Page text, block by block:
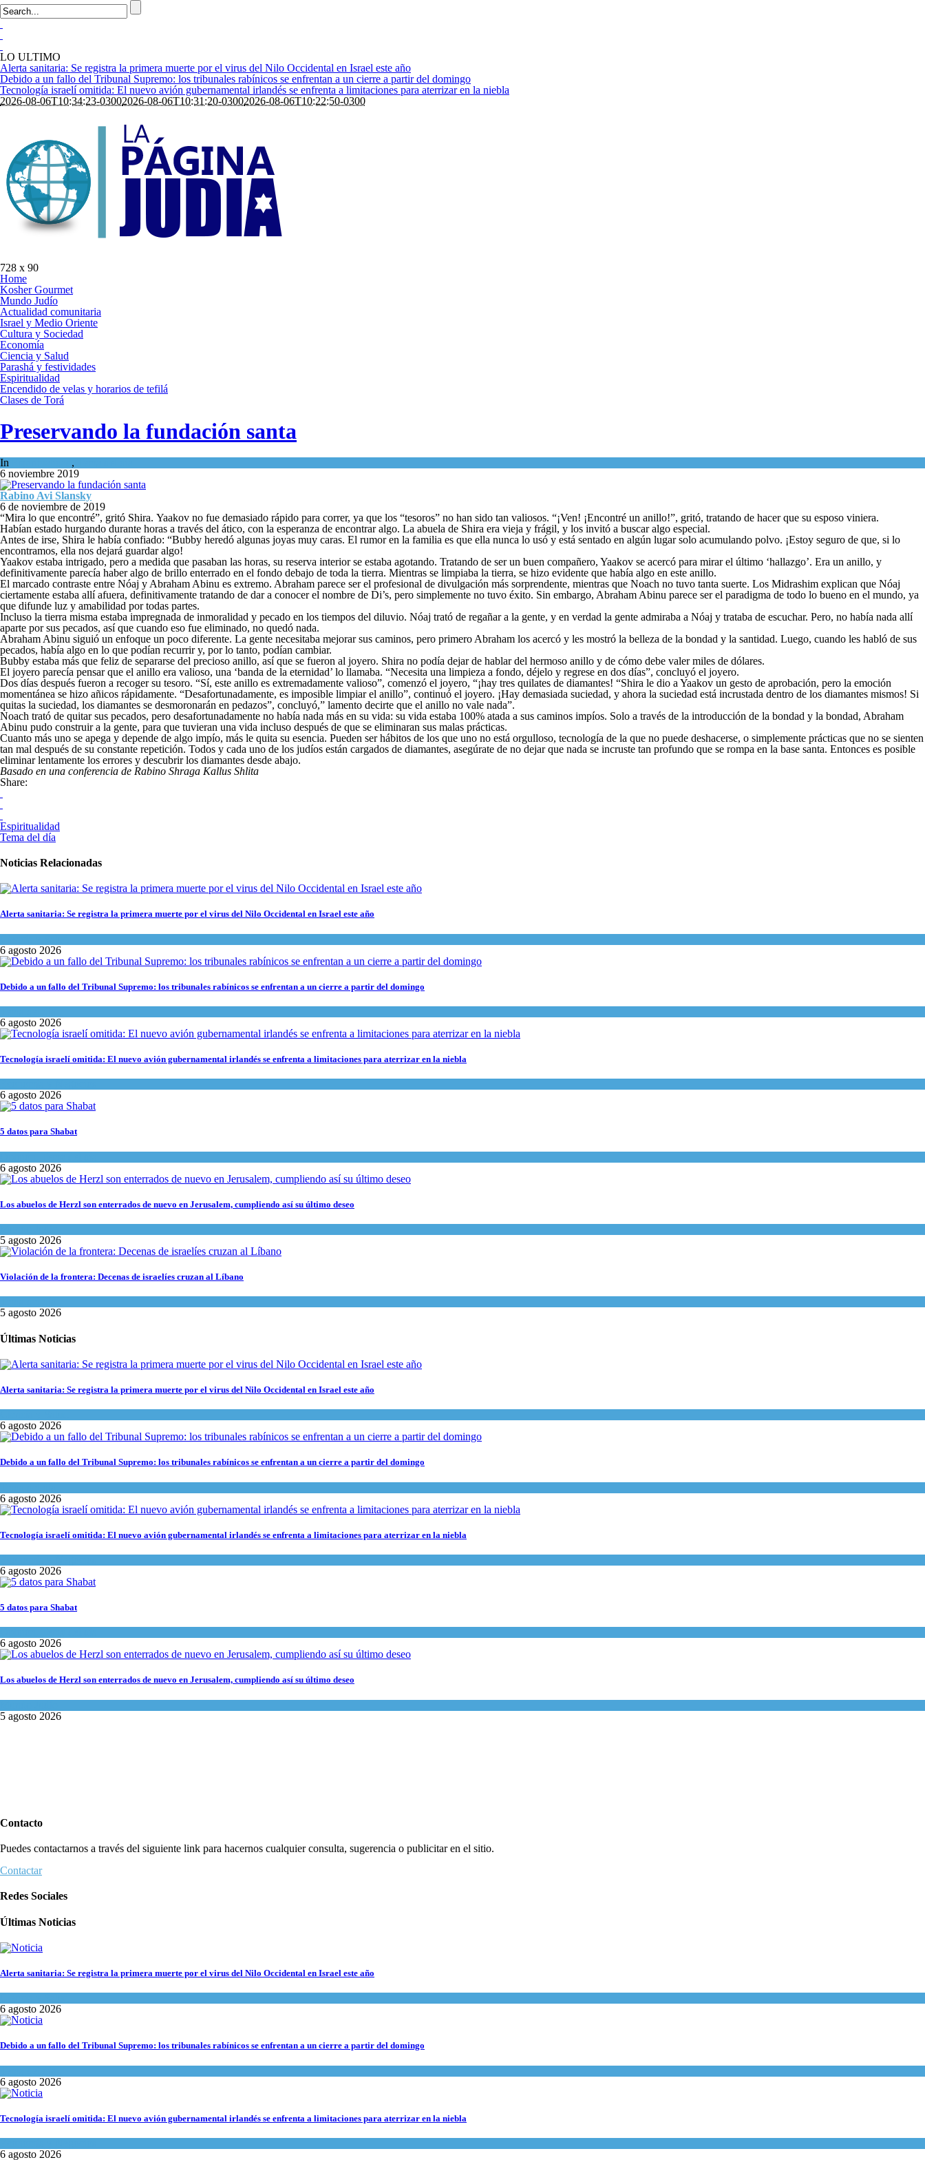
LO ULTIMO
Alerta sanitaria: Se registra la primera muerte por el virus del Nilo Occidental en Israel este año
Debido a un fallo del Tribunal Supremo: los tribunales rabínicos se enfrentan a un cierre a partir del domingo
Tecnología israelí omitida: El nuevo avión gubernamental irlandés se enfrenta a limitaciones para aterrizar en la niebla
2026-08-06T10:34:23-03002026-08-06T10:31:20-03002026-08-06T10:22:50-0300
728 x 90
Home
Kosher Gourmet
Mundo Judío
Actualidad comunitaria
Israel y Medio Oriente
Cultura y Sociedad
Economía
Ciencia y Salud
Parashá y festividades
Espiritualidad
Encendido de velas y horarios de tefilá
Clases de Torá
Preservando la fundación santa
In ,
6 noviembre 2019
Rabino Avi Slansky
6 de noviembre de 2019
“Mira lo que encontré”, gritó Shira. Yaakov no fue demasiado rápido para correr, ya que los “tesoros” no han sido tan valiosos. “¡Ven! ¡Encontré un anillo!”, gritó, tratando de hacer que su esposo viniera.
Habían estado hurgando durante horas a través del ático, con la esperanza de encontrar algo. La abuela de Shira era vieja y frágil, y los invitó a buscar algo especial.
Antes de irse, Shira le había confiado: “Bubby heredó algunas joyas muy caras. El rumor en la familia es que ella nunca lo usó y está sentado en algún lugar solo acumulando polvo. ¡Estoy seguro de que, si lo
encontramos, ella nos dejará guardar algo!
Yaakov estaba intrigado, pero a medida que pasaban las horas, su reserva interior se estaba agotando. Tratando de ser un buen compañero, Yaakov se acercó para mirar el último ‘hallazgo’. Era un anillo, y
definitivamente parecía haber algo de brillo enterrado en el fondo debajo de toda la tierra. Mientras se limpiaba la tierra, se hizo evidente que había algo en este anillo.
El marcado contraste entre Nóaj y Abraham Abinu es extremo. Abraham parece ser el profesional de divulgación más sorprendente, mientras que Noach no tuvo tanta suerte. Los Midrashim explican que Nóaj
ciertamente estaba allí afuera, definitivamente tratando de dar a conocer el nombre de Di’s, pero simplemente no tuvo éxito. Sin embargo, Abraham Abinu parece ser el paradigma de todo lo bueno en el mundo, ya
que difunde luz y amabilidad por todas partes.
Incluso la tierra misma estaba impregnada de inmoralidad y pecado en los tiempos del diluvio. Nóaj trató de regañar a la gente, y en verdad la gente admiraba a Nóaj y trataba de escuchar. Pero, no había nada allí
aparte por sus pecados, así que cuando eso fue eliminado, no quedó nada.
Abraham Abinu siguió un enfoque un poco diferente. La gente necesitaba mejorar sus caminos, pero primero Abraham los acercó y les mostró la belleza de la bondad y la santidad. Luego, cuando les habló de sus
pecados, había algo en lo que podían recurrir y, por lo tanto, podían cambiar.
Bubby estaba más que feliz de separarse del precioso anillo, así que se fueron al joyero. Shira no podía dejar de hablar del hermoso anillo y de cómo debe valer miles de dólares.
El joyero parecía pensar que el anillo era valioso, una ‘banda de la eternidad’ lo llamaba. “Necesita una limpieza a fondo, déjelo y regrese en dos días”, concluyó el joyero.
Dos días después fueron a recoger su tesoro. “Sí, este anillo es extremadamente valioso”, comenzó el joyero, “¡hay tres quilates de diamantes! “Shira le dio a Yaakov un gesto de aprobación, pero la emoción
momentánea se hizo añicos rápidamente. “Desafortunadamente, es imposible limpiar el anillo”, continuó el joyero. ¡Hay demasiada suciedad, y ahora la suciedad está incrustada dentro de los diamantes mismos! Si
quitas la suciedad, los diamantes se desmoronarán en pedazos”, concluyó,” lamento decirte que el anillo no vale nada”.
Noach trató de quitar sus pecados, pero desafortunadamente no había nada más en su vida: su vida estaba 100% atada a sus caminos impíos. Solo a través de la introducción de la bondad y la bondad, Abraham
Abinu pudo construir a la gente, para que tuvieran una vida incluso después de que se eliminaran sus malas prácticas.
Cuanto más uno se apega y depende de algo impío, más le quita su esencia. Pueden ser hábitos de los que uno no está orgulloso, tecnología de la que no puede deshacerse, o simplemente prácticas que no se sienten
tan mal después de su constante repetición. Todos y cada uno de los judíos están cargados de diamantes, asegúrate de no dejar que nada se incruste tan profundo que se rompa en la base santa. Entonces es posible
eliminar lentamente los errores y descubrir los diamantes desde abajo.
Basado en una conferencia de Rabino Shraga Kallus Shlita
Share:
Espiritualidad
Tema del día
Noticias Relacionadas
Alerta sanitaria: Se registra la primera muerte por el virus del Nilo Occidental en Israel este año
6 agosto 2026
Debido a un fallo del Tribunal Supremo: los tribunales rabínicos se enfrentan a un cierre a partir del domingo
6 agosto 2026
Tecnología israelí omitida: El nuevo avión gubernamental irlandés se enfrenta a limitaciones para aterrizar en la niebla
6 agosto 2026
5 datos para Shabat
6 agosto 2026
Los abuelos de Herzl son enterrados de nuevo en Jerusalem, cumpliendo así su último deseo
5 agosto 2026
Violación de la frontera: Decenas de israelíes cruzan al Líbano
5 agosto 2026
Últimas Noticias
Alerta sanitaria: Se registra la primera muerte por el virus del Nilo Occidental en Israel este año
6 agosto 2026
Debido a un fallo del Tribunal Supremo: los tribunales rabínicos se enfrentan a un cierre a partir del domingo
6 agosto 2026
Tecnología israelí omitida: El nuevo avión gubernamental irlandés se enfrenta a limitaciones para aterrizar en la niebla
6 agosto 2026
5 datos para Shabat
6 agosto 2026
Los abuelos de Herzl son enterrados de nuevo en Jerusalem, cumpliendo así su último deseo
5 agosto 2026
Contacto
Puedes contactarnos a través del siguiente link para hacernos cualquier consulta, sugerencia o publicitar en el sitio.
Contactar
Redes Sociales
Últimas Noticias
Alerta sanitaria: Se registra la primera muerte por el virus del Nilo Occidental en Israel este año
6 agosto 2026
Debido a un fallo del Tribunal Supremo: los tribunales rabínicos se enfrentan a un cierre a partir del domingo
6 agosto 2026
Tecnología israelí omitida: El nuevo avión gubernamental irlandés se enfrenta a limitaciones para aterrizar en la niebla
6 agosto 2026